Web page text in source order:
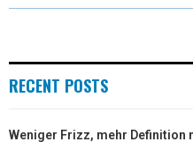
W
E
E
K
RECENT POSTS
Weniger Frizz, mehr